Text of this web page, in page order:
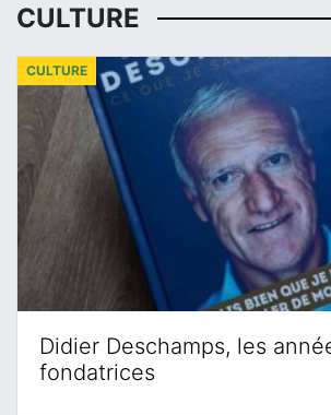
CULTURE
Didier Deschamps, les
fondatrices
CULTURE